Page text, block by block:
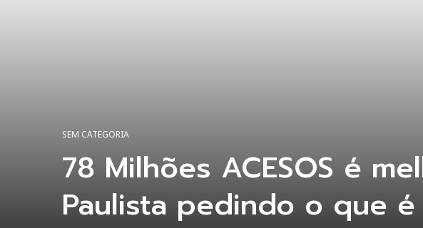
SEM CATEGORIA
78 Milhões ACESOS é
Paulista pedindo o que é